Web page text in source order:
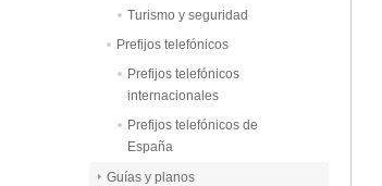
Turismo y seguridad
Prefijos telefónicos
Prefijos telefónicos
internacionales
Prefijos telefónicos de
España
Guías y planos